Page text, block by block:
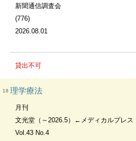
新聞通信調査会
(776)
2026.08.01
貸出不可
18 理学療法
月刊
文光堂（～2026.5）←メディカルプレス
Vol.43 No.4